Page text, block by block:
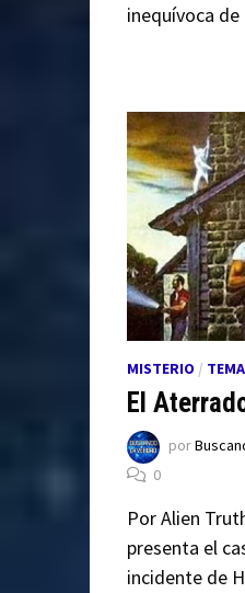
inequívoca
MISTERIO /
El
por
0
Por Alien
presenta el
incidente de